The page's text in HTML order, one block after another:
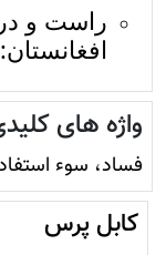
راست و
واژه های
فساد، سوء
کابل پرس